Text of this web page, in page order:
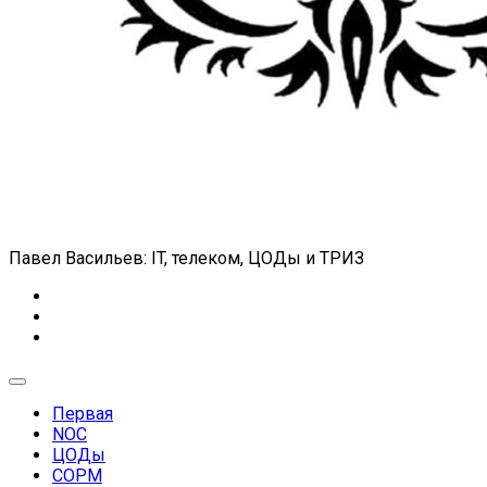
Павел Васильев: IT, телеком, ЦОДы и ТРИЗ
Expand
Первая
NOC
ЦОДы
СОРМ